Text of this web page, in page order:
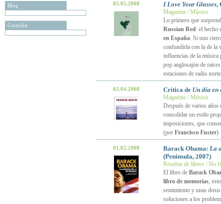
Blog
Creación
05.05.2008 I Love Your Glasses,
Magazine / Música
Lo primero que
Russian Red: el hecho
en España. Si uno
confundirla con la de la
influencias de la música
pop anglosajón de
estaciones de radio
02.04.2008 Crítica de Un día en
Magazine / Música
Después de varios
consolidar un estilo
imposiciones, que
(por Francisco Fuster)
01.02.2008 Barack Obama: La
(Península, 2007)
Reseñas de libros / No
El libro de Barack
libro de memorias,
sentimiento y unas
soluciones a los